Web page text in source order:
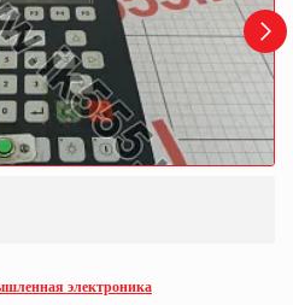
электроника